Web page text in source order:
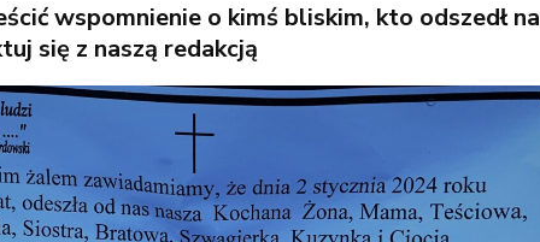
wspomnienie o kimś bliskim, kto odszedł na
się z naszą redakcją